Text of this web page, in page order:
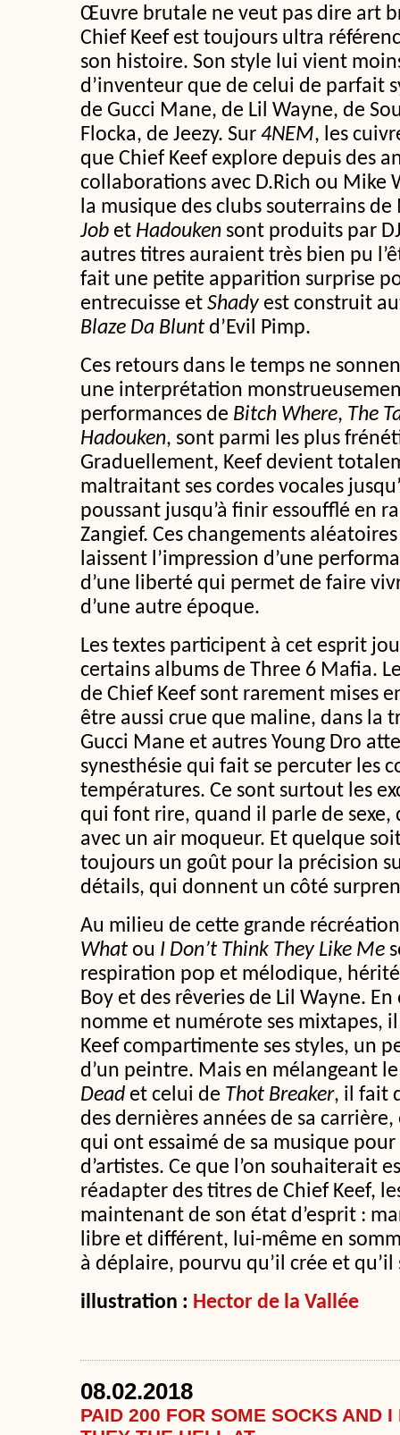
Œuvre brutale ne veut pas dire art
Chief Keef est toujours ultra
son histoire. Son style lui vient
d’inventeur que de celui de parfait
de Gucci Mane, de Lil Wayne, de
Flocka, de Jeezy. Sur 4NEM, les
que Chief Keef explore depuis des
collaborations avec D.Rich ou Mike
la musique des clubs souterrains
Job et Hadouken sont produits par
autres titres auraient très bien pu
fait une petite apparition surprise
entrecuisse et Shady est construit
Blaze Da Blunt d’Evil Pimp.
Ces retours dans le temps ne
une interprétation
performances de Bitch Where, The
Hadouken, sont parmi les plus
Graduellement, Keef devient
maltraitant ses cordes vocales
poussant jusqu’à finir essoufflé en
Zangief. Ces changements
laissent l’impression d’une
d’une liberté qui permet de faire
d’une autre époque.
Les textes participent à cet esprit
certains albums de Three 6 Mafia.
de Chief Keef sont rarement mises
être aussi crue que maline, dans la
Gucci Mane et autres Young Dro
synesthésie qui fait se percuter les
températures. Ce sont surtout les
qui font rire, quand il parle de sexe,
avec un air moqueur. Et quelque
toujours un goût pour la précision
détails, qui donnent un côté
Au milieu de cette grande
What ou I Don’t Think They Like Me
respiration pop et mélodique,
Boy et des rêveries de Lil Wayne.
nomme et numérote ses mixtapes,
Keef compartimente ses styles, un
d’un peintre. Mais en mélangeant
Dead et celui de Thot Breaker, il fait
des dernières années de sa
qui ont essaimé de sa musique
d’artistes. Ce que l’on souhaiterait
réadapter des titres de Chief Keef,
maintenant de son état d’esprit :
libre et différent, lui-même en
à déplaire, pourvu qu’il crée et qu’il
illustration : Hector de la Vallée
08.02.2018
PAID 200 FOR SOME SOCKS AND I